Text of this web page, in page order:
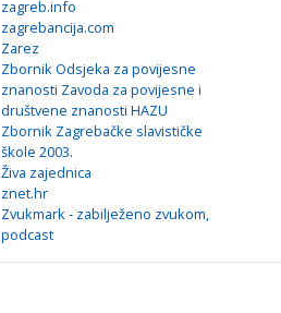
zagreb.info
zagrebancija.com
Zarez
Zbornik Odsjeka za povijesne
znanosti Zavoda za povijesne i
društvene znanosti HAZU
Zbornik Zagrebačke slavističke
škole 2003.
Živa zajednica
znet.hr
Zvukmark - zabilježeno zvukom,
podcast